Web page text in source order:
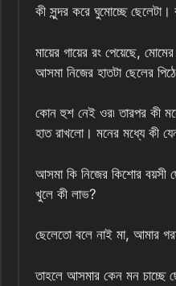
কী সুন্দর করে ঘুমোচ্ছে ছেলেটা।
মায়ের গায়ের রং পেয়েছে,
আসমা নিজের হাতটা ছেলের
কোন হুশ নেই ওর৷ তারপর কী
হাত রাখলো। মনের মধ্যে কী
আসমা কি নিজের কিশোর বয়সী
খুলে কী লাভ?
ছেলেতো বলে নাই মা, আমার
তাহলে আসমার কেন মন চাচ্ছে